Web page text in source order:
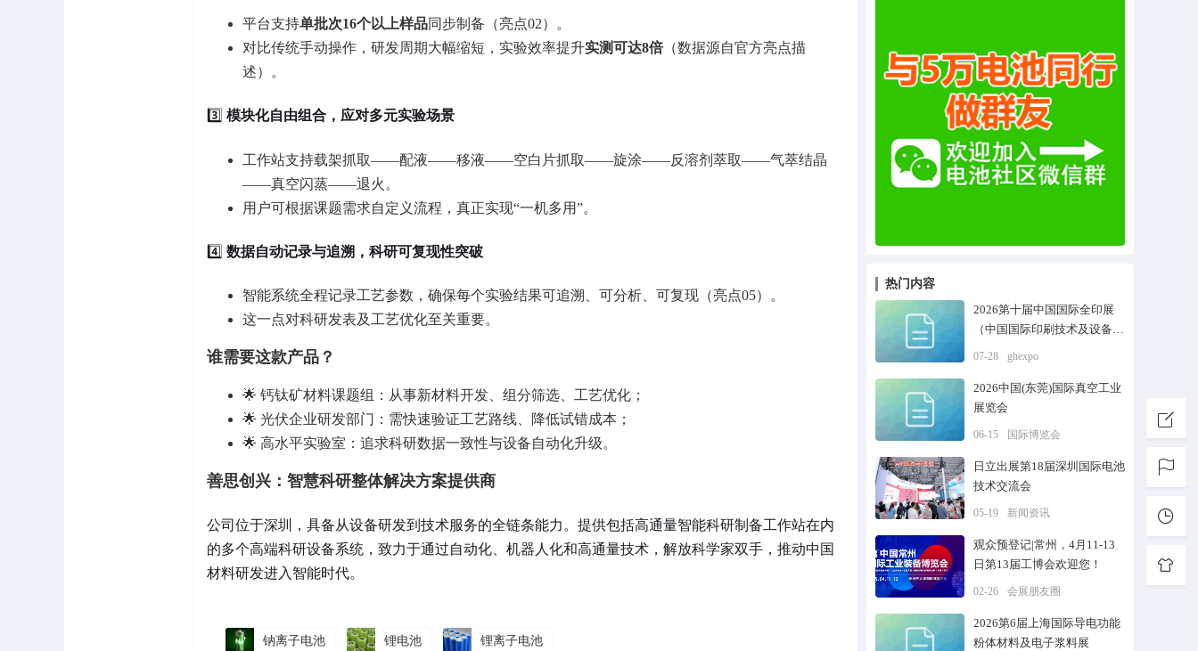
平台支持单批次16个以上样品同步制备（亮点02）。
对比传统手动操作，研发周期大幅缩短，实验效率提升实测可达8倍（数据源自官方亮点描
述）。
3️⃣ 模块化自由组合，应对多元实验场景
工作站支持载架抓取——配液——移液——空白片抓取——旋涂——反溶剂萃取——气萃结晶
——真空闪蒸——退火。
用户可根据课题需求自定义流程，真正实现“一机多用”。
4️⃣ 数据自动记录与追溯，科研可复现性突破
智能系统全程记录工艺参数，确保每个实验结果可追溯、可分析、可复现（亮点05）。
这一点对科研发表及工艺优化至关重要。
谁需要这款产品？
🌟 钙钛矿材料课题组：从事新材料开发、组分筛选、工艺优化；
🌟 光伏企业研发部门：需快速验证工艺路线、降低试错成本；
🌟 高水平实验室：追求科研数据一致性与设备自动化升级。
善思创兴：智慧科研整体解决方案提供商
公司位于深圳，具备从设备研发到技术服务的全链条能力。提供包括高通量智能科研制备工作站在内
的多个高端科研设备系统，致力于通过自动化、机器人化和高通量技术，解放科学家双手，推动中国
材料研发进入智能时代。
钠离子电池 锂电池 锂离子电池
热门内容
2026第十届中国国际全印展
（中国国际印刷技术及设备器
材展）
07-28 ghexpo
2026中国(东莞)国际真空工业
展览会
06-15 国际博览会
日立出展第18届深圳国际电池
技术交流会
05-19 新闻资讯
观众预登记|常州，4月11-13
日第13届工博会欢迎您！
02-26 会展朋友圈
2026第6届上海国际导电功能
粉体材料及电子浆料展